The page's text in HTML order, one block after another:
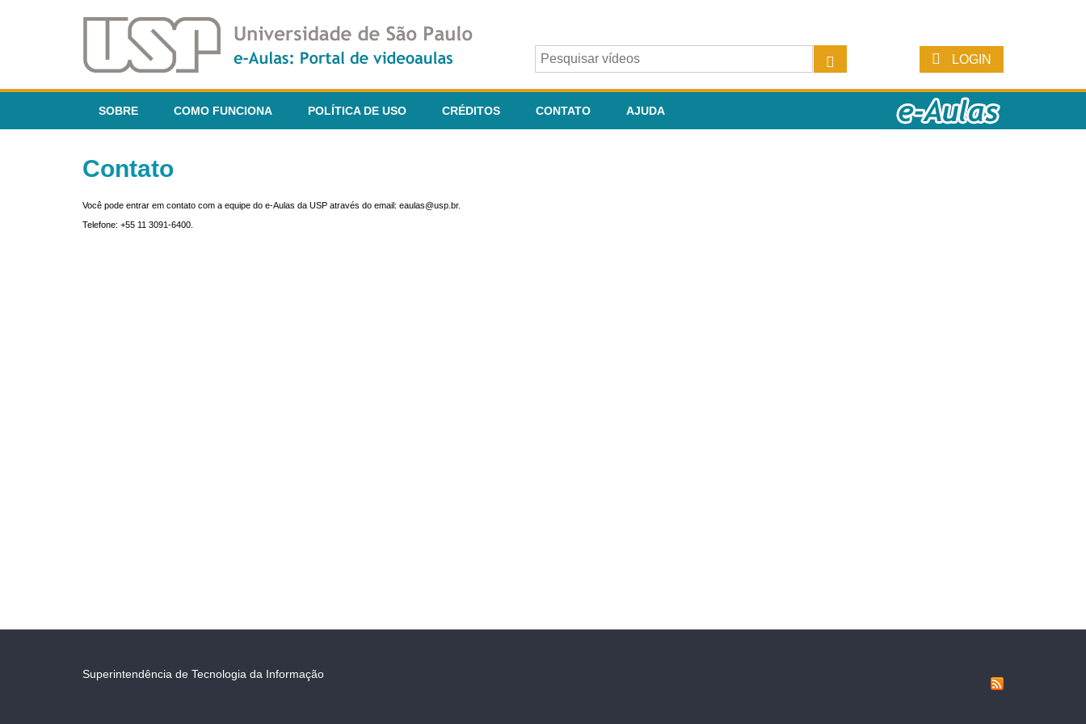
LOGIN
SOBRE COMO FUNCIONA POLÍTICA DE USO CRÉDITOS CONTATO AJUDA
Contato
Você pode entrar em contato com a equipe do e-Aulas da USP através do email: eaulas@usp.br.
Telefone: +55 11 3091-6400.
Superintendência de Tecnologia da Informação